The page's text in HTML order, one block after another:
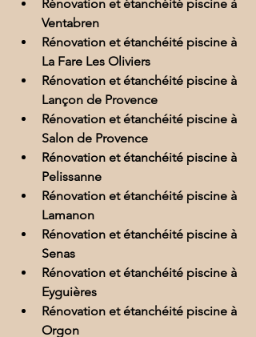
Rénovation et étanchéité piscine à
Ventabren
Rénovation et étanchéité piscine à
La Fare Les Oliviers
Rénovation et étanchéité piscine à
Lançon de Provence
Rénovation et étanchéité piscine à
Salon de Provence
Rénovation et étanchéité piscine à
Pelissanne
Rénovation et étanchéité piscine à
Lamanon
Rénovation et étanchéité piscine à
Senas
Rénovation et étanchéité piscine à
Eyguières
Rénovation et étanchéité piscine à
Orgon